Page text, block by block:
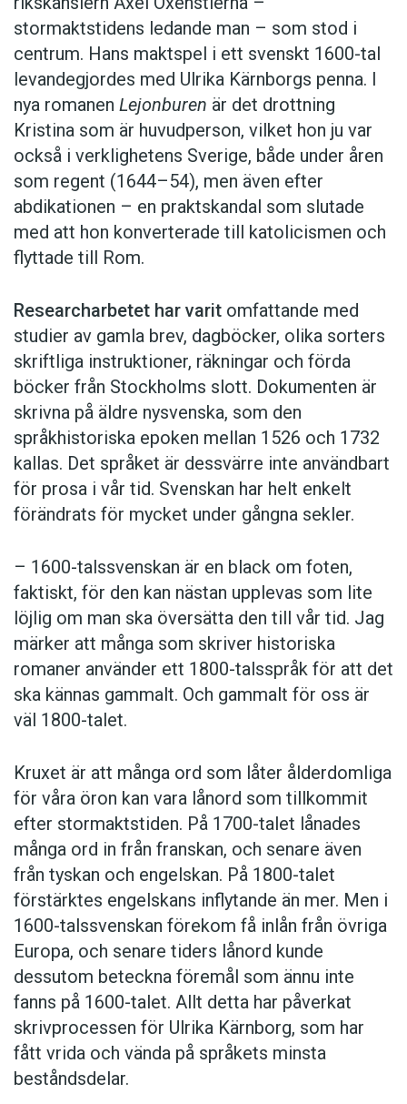
stormaktstidens ledande man – som stod i
centrum. Hans maktspel i ett svenskt 1600-tal
levandegjordes med Ulrika Kärnborgs penna. I
nya romanen Lejonburen är det drottning
Kristina som är huvudperson, vilket hon ju var
också i verklighetens Sverige, både under åren
som regent (1644–54), men även efter
abdikationen – en praktskandal som slutade
med att hon konverterade till katolicismen och
flyttade till Rom.
Researcharbetet har varit omfattande med
studier av gamla brev, dagböcker, olika sorters
skriftliga instruktioner, räkningar och förda
böcker från Stockholms slott. Dokumenten är
skrivna på äldre nysvenska, som den
språkhistoriska epoken mellan 1526 och 1732
kallas. Det språket är dessvärre inte användbart
för prosa i vår tid. Svenskan har helt enkelt
förändrats för mycket under gångna sekler.
– 1600-talssvenskan är en black om foten,
faktiskt, för den kan nästan upplevas som lite
löjlig om man ska översätta den till vår tid. Jag
märker att många som skriver historiska
romaner använder ett 1800-talsspråk för att det
ska kännas gammalt. Och gammalt för oss är
väl 1800-talet.
Kruxet är att många ord som låter ålderdomliga
för våra öron kan vara lånord som tillkommit
efter stormaktstiden. På 1700-talet lånades
många ord in från franskan, och senare även
från tyskan och engelskan. På 1800-talet
förstärktes engelskans inflytande än mer. Men i
1600-talssvenskan förekom få inlån från övriga
Europa, och senare tiders lånord kunde
dessutom beteckna föremål som ännu inte
fanns på 1600-talet. Allt detta har påverkat
skrivprocessen för Ulrika Kärnborg, som har
fått vrida och vända på språkets minsta
beståndsdelar.